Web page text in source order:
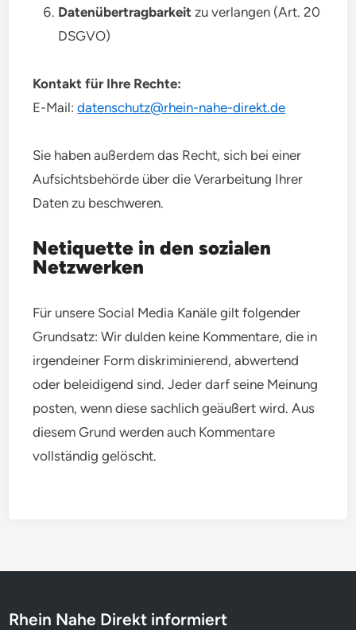
Datenübertragbarkeit zu verlangen (Art. 20
DSGVO)
Kontakt für Ihre Rechte:
E-Mail:datenschutz@rhein-nahe-direkt.de
Sie haben außerdem das Recht, sich bei einer
Aufsichtsbehörde über die Verarbeitung Ihrer
Daten zu beschweren.
Netiquette in den sozialen
Netzwerken
Für unsere Social Media Kanäle gilt folgender
Grundsatz: Wir dulden keine Kommentare, die in
irgendeiner Form diskriminierend, abwertend
oder beleidigend sind. Jeder darf seine Meinung
posten, wenn diese sachlich geäußert wird. Aus
diesem Grund werden auch Kommentare
vollständig gelöscht.
Rhein Nahe Direkt informiert